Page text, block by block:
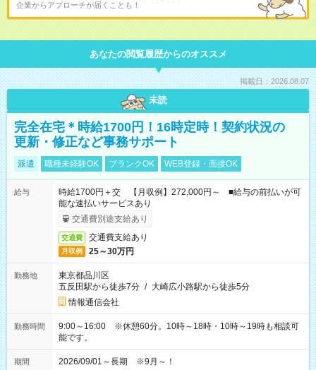
企業からアプローチが届くことも！
あなたの閲覧履歴からのオススメ
掲載日：2026.08.07
未読
完全在宅＊時給1700円！16時定時！契約状況の
更新・修正など事務サポート
派遣 職種未経験OK ブランクOK WEB登録・面接OK
給与
時給1700円＋交 【月収例】272,000円～ ■給与の前払いが可
能な速払いサービスあり
交通費別途支給あり
交通費 交通費支給あり
月収例 25～30万円
勤務地
東京都品川区
五反田駅から徒歩7分 / 大崎広小路駅から徒歩5分
情報通信会社
勤務時間
9:00～16:00 ※休憩60分。10時～18時・10時～19時も相談可
能です。
期間 2026/09/01～長期 ※9月～！